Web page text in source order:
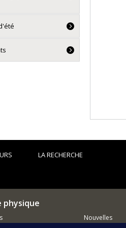
LA RECHERCHE
physique
Nouvelles